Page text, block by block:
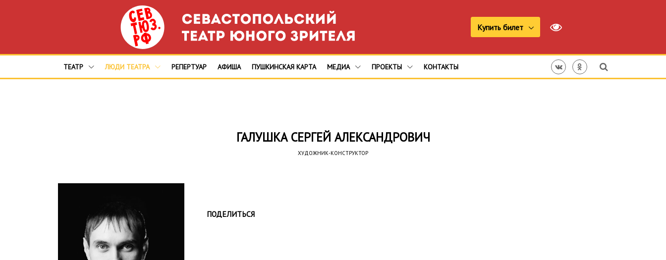
Купить билет
ТЕАТР ЛЮДИ ТЕАТРА РЕПЕРТУАР АФИША ПУШКИНСКАЯ КАРТА МЕДИА ПРОЕКТЫ КОНТАКТЫ
ГАЛУШКА СЕРГЕЙ АЛЕКСАНДРОВИЧ
ХУДОЖНИК-КОНСТРУКТОР
ПОДЕЛИТЬСЯ